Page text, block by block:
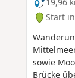
Start
sowie
Brücke